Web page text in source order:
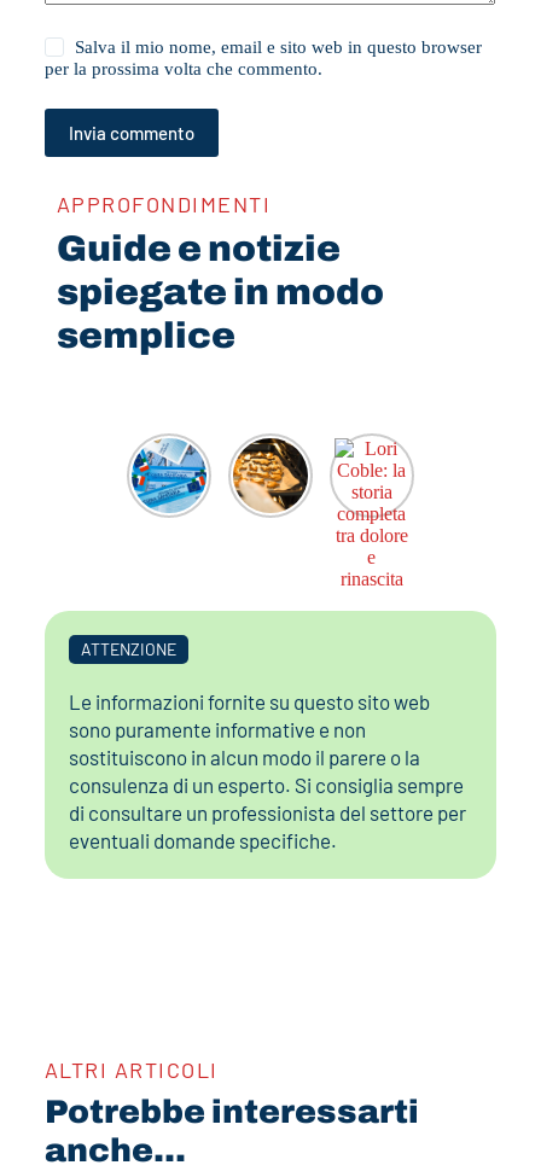
Salva il mio nome, email e sito web in questo browser
per la prossima volta che commento.
Invia commento
APPROFONDIMENTI
Guide e notizie
spiegate in modo
semplice
ATTENZIONE
Le informazioni fornite su questo sito web
sono puramente informative e non
sostituiscono in alcun modo il parere o la
consulenza di un esperto. Si consiglia sempre
di consultare un professionista del settore per
eventuali domande specifiche.
ALTRI ARTICOLI
Potrebbe interessarti
anche...